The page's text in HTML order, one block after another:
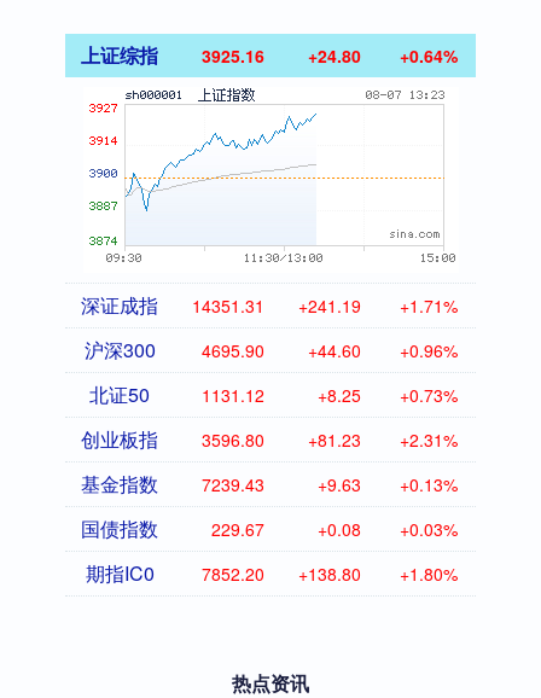
上证综指 3925.16 +24.80 +0.64%
深证成指 14351.31 +241.19 +1.71%
沪深300 4695.90 +44.60 +0.96%
北证50 1131.12 +8.25 +0.73%
创业板指 3596.80 +81.23 +2.31%
基金指数 7239.43 +9.63 +0.13%
国债指数 229.67 +0.08 +0.03%
期指IC0 7852.20 +138.80 +1.80%
热点资讯